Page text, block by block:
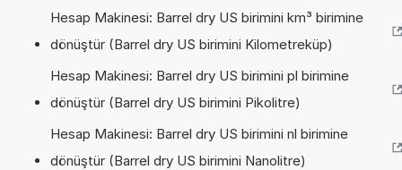
Hesap Makinesi: Barrel dry US birimini km³ birimine
dönüştür (Barrel dry US birimini Kilometreküp)
Hesap Makinesi: Barrel dry US birimini pl birimine
dönüştür (Barrel dry US birimini Pikolitre)
Hesap Makinesi: Barrel dry US birimini nl birimine
dönüştür (Barrel dry US birimini Nanolitre)